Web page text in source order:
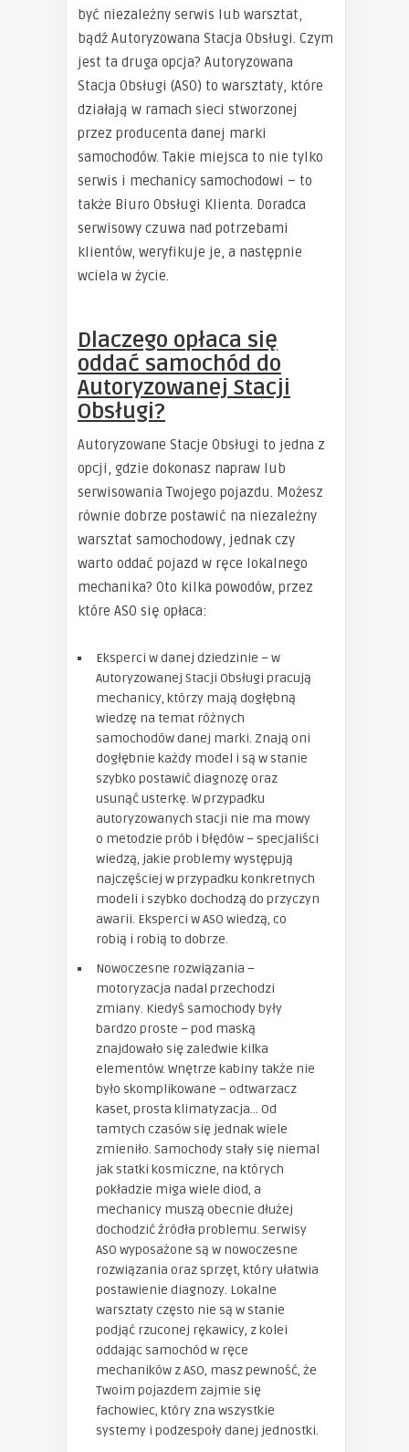
być niezależny serwis lub warsztat,
bądź Autoryzowana Stacja Obsługi. Czym
jest ta druga opcja? Autoryzowana
Stacja Obsługi (ASO) to warsztaty, które
działają w ramach sieci stworzonej
przez producenta danej marki
samochodów. Takie miejsca to nie tylko
serwis i mechanicy samochodowi – to
także Biuro Obsługi Klienta. Doradca
serwisowy czuwa nad potrzebami
klientów, weryfikuje je, a następnie
wciela w życie.
Dlaczego opłaca się
oddać samochód do
Autoryzowanej Stacji
Obsługi?
Autoryzowane Stacje Obsługi to jedna z
opcji, gdzie dokonasz napraw lub
serwisowania Twojego pojazdu. Możesz
równie dobrze postawić na niezależny
warsztat samochodowy, jednak czy
warto oddać pojazd w ręce lokalnego
mechanika? Oto kilka powodów, przez
które ASO się opłaca:
Eksperci w danej dziedzinie – w
Autoryzowanej Stacji Obsługi pracują
mechanicy, którzy mają dogłębną
wiedzę na temat różnych
samochodów danej marki. Znają oni
dogłębnie każdy model i są w stanie
szybko postawić diagnozę oraz
usunąć usterkę. W przypadku
autoryzowanych stacji nie ma mowy
o metodzie prób i błędów – specjaliści
wiedzą, jakie problemy występują
najczęściej w przypadku konkretnych
modeli i szybko dochodzą do przyczyn
awarii. Eksperci w ASO wiedzą, co
robią i robią to dobrze.
Nowoczesne rozwiązania –
motoryzacja nadal przechodzi
zmiany. Kiedyś samochody były
bardzo proste – pod maską
znajdowało się zaledwie kilka
elementów. Wnętrze kabiny także nie
było skomplikowane – odtwarzacz
kaset, prosta klimatyzacja… Od
tamtych czasów się jednak wiele
zmieniło. Samochody stały się niemal
jak statki kosmiczne, na których
pokładzie miga wiele diod, a
mechanicy muszą obecnie dłużej
dochodzić źródła problemu. Serwisy
ASO wyposażone są w nowoczesne
rozwiązania oraz sprzęt, który ułatwia
postawienie diagnozy. Lokalne
warsztaty często nie są w stanie
podjąć rzuconej rękawicy, z kolei
oddając samochód w ręce
mechaników z ASO, masz pewność, że
Twoim pojazdem zajmie się
fachowiec, który zna wszystkie
systemy i podzespoły danej jednostki.